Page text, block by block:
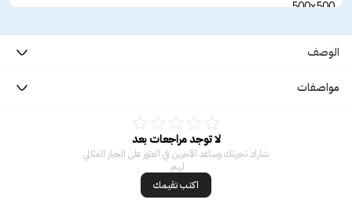
الوصف
مواصفات
لا توجد مراجعات بعد
شارك تجربتك وساعد الآخرين في العثور على الخيار المثالي
لهم.
اكتب تقيمك